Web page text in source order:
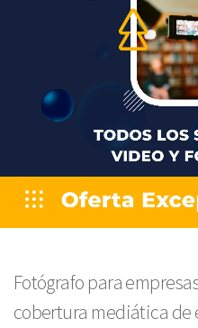
Fotógrafo para
cobertura mediática de